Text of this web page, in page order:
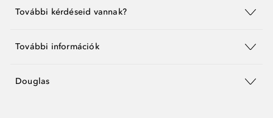
További kérdéseid vannak?
További információk
Douglas